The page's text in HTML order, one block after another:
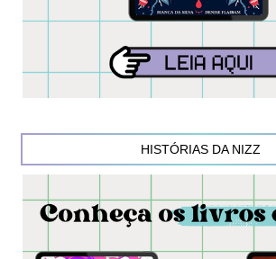
HISTÓRIAS DA NIZZ